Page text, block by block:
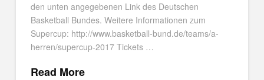
den unten angegebenen Link des Deutschen
Basketball Bundes. Weitere Informationen zum
Supercup: http://www.basketball-bund.de/teams/a-
herren/supercup-2017 Tickets …
Read More